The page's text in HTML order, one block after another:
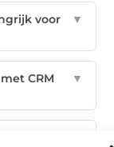
voor
▼
CRM
▼